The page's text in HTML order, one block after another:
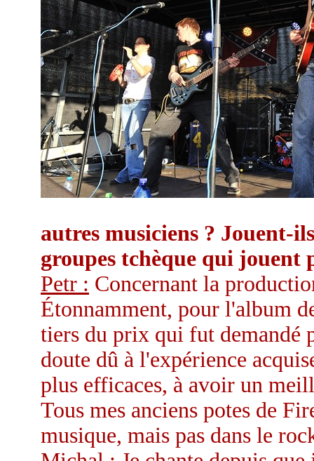
autres musiciens ? Jouent-
groupes tchèque qui jouent
Petr : Concernant la
Étonnamment, pour l'album
tiers du prix qui fut demandé
doute dû à l'expérience
plus efficaces, à avoir un
Tous mes anciens potes de
musique, mais pas dans le